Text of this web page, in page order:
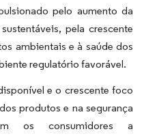
pelo aumento da
pela crescente
ambientais e à saúde dos
regulatório favorável.
e o crescente foco
produtos e na segurança
os consumidores a